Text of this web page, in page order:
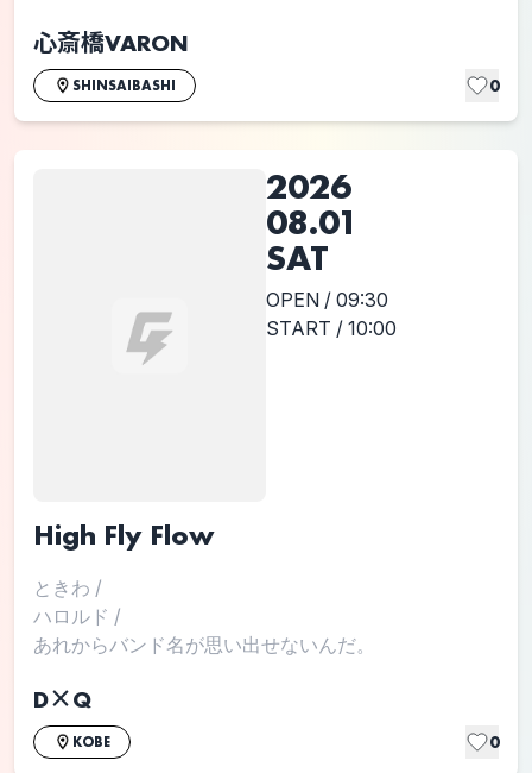
心斎橋VARON
SHINSAIBASHI 0
2026
08.01
SAT
OPEN / 09:30
START / 10:00
High Fly Flow
ときわ /
ハロルド /
あれからバンド名が思い出せないんだ。
D×Q
KOBE 0